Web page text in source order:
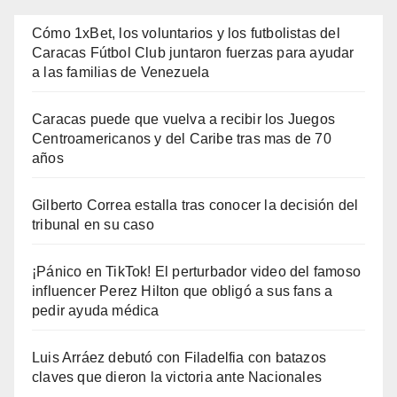
Cómo 1xBet, los voluntarios y los futbolistas del
Caracas Fútbol Club juntaron fuerzas para ayudar
a las familias de Venezuela
Caracas puede que vuelva a recibir los Juegos
Centroamericanos y del Caribe tras mas de 70
años
Gilberto Correa estalla tras conocer la decisión del
tribunal en su caso
¡Pánico en TikTok! El perturbador video del famoso
influencer Perez Hilton que obligó a sus fans a
pedir ayuda médica
Luis Arráez debutó con Filadelfia con batazos
claves que dieron la victoria ante Nacionales